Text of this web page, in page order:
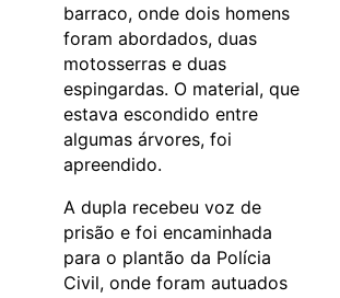
barraco, onde dois homens
foram abordados, duas
motosserras e duas
espingardas. O material, que
estava escondido entre
algumas árvores, foi
apreendido.
A dupla recebeu voz de
prisão e foi encaminhada
para o plantão da Polícia
Civil, onde foram autuados